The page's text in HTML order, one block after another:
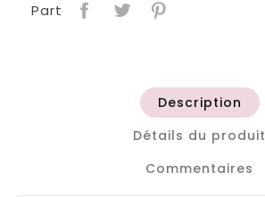
Part
Description
Détails du produit
Commentaires